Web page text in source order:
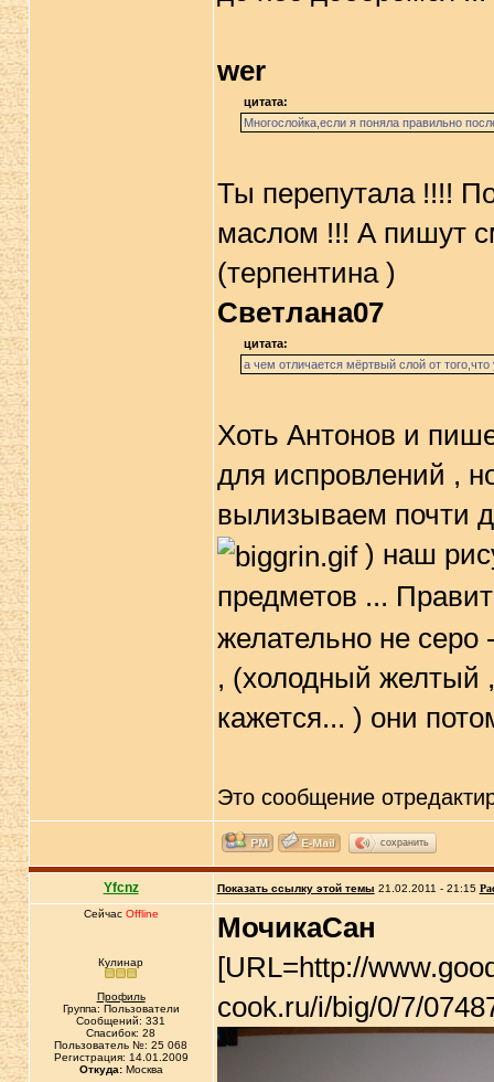
wer
цитата:
Многослойка,если я поняла правильно
Ты перепутала !!!!
маслом !!! А пишут
(терпентина )
Светлана07
цитата:
а чем отличается мёртвый слой от
Хоть Антонов и
для испровлений ,
вылизываем почти
) наш
предметов ...
желательно не серо
, (холодный желтый
кажется... ) они
Это сообщение
сохранить
Yfcnz Показать ссылку этой темы 21.02.2011 - 21:15
Сейчас Offline
Кулинар
Профиль
Группа: Пользователи
Сообщений: 331
Спасибок: 28
Пользователь №: 25 068
Регистрация: 14.01.2009
Откуда:Москва
МочикаСан
[URL=http://
cook.ru/i/big/0/7/